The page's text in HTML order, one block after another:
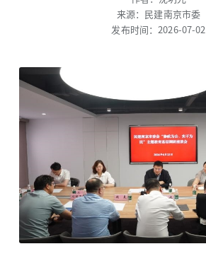
来源：民建南京市委
发布时间：2026-07-02